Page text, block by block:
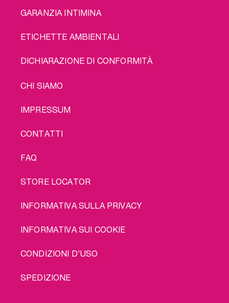
GARANZIA INTIMINA
ETICHETTE AMBIENTALI
DICHIARAZIONE DI CONFORMITÀ
LEGAL
CHI SIAMO
IMPRESSUM
CONTATTI
FAQ
STORE LOCATOR
INFORMATIVA SULLA PRIVACY
INFORMATIVA SUI COOKIE
CONDIZIONI D'USO
SPEDIZIONE